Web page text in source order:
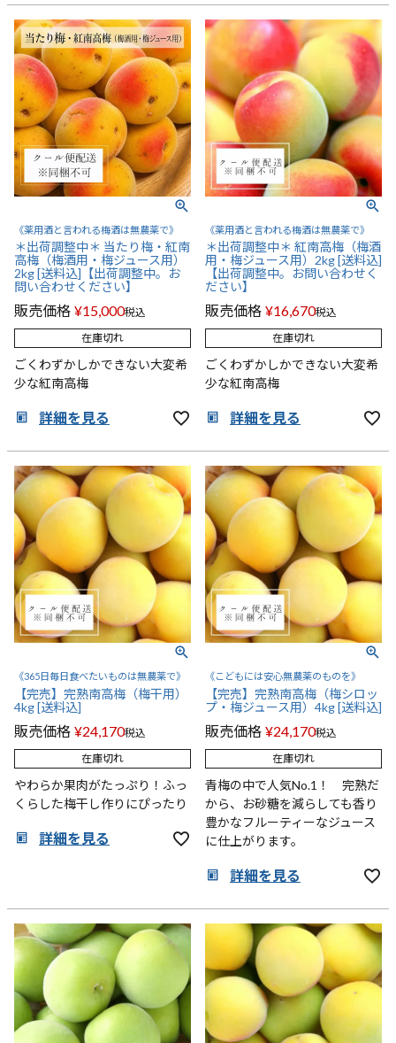
《薬用酒と言われる梅酒は無農薬で》
＊出荷調整中＊ 当たり梅・紅南
高梅（梅酒用・梅ジュース用）
2kg [送料込]【出荷調整中。お
問い合わせください】
販売価格 ¥15,000税込
在庫切れ
ごくわずかしかできない大変希
少な紅南高梅
詳細を見る
《薬用酒と言われる梅酒は無農薬で》
＊出荷調整中＊ 紅南高梅（梅酒
用・梅ジュース用）2kg [送料込]
【出荷調整中。お問い合わせく
ださい】
販売価格 ¥16,670税込
在庫切れ
ごくわずかしかできない大変希
少な紅南高梅
詳細を見る
《365日毎日食べたいものは無農薬で》
【完売】完熟南高梅（梅干用）
4kg [送料込]
販売価格 ¥24,170税込
在庫切れ
やわらか果肉がたっぷり！ふっ
くらした梅干し作りにぴったり
詳細を見る
《こどもには安心無農薬のものを》
【完売】完熟南高梅（梅シロッ
プ・梅ジュース用）4kg [送料込]
販売価格 ¥24,170税込
在庫切れ
青梅の中で人気No.1！ 完熟だ
から、お砂糖を減らしても香り
豊かなフルーティーなジュース
に仕上がります。
詳細を見る